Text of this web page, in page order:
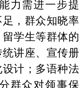
想和相关
确政绩观
试、观看
面提升干
实做到知
能力。